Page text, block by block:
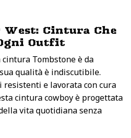
Cintura Che
Outfit
cintura Tombstone è da
qualità è indiscutibile.
resistenti e lavorata con cura
cintura cowboy è progettata
vita quotidiana senza